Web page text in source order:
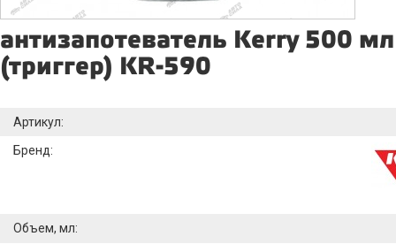
антизапотеватель Kerry 500 мл
(триггер) KR-590
Артикул:
Бренд:
Объем, мл: